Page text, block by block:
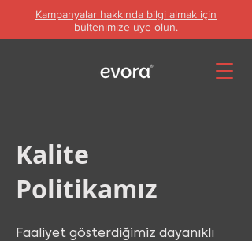
Kampanyalar hakkında bilgi almak için
bültenimize üye olun.
Kalite
Politikamız
Faaliyet gösterdiğimiz dayanıklı